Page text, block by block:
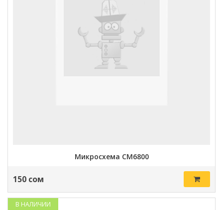
Микросхема CM6800
150 сом
В НАЛИЧИИ